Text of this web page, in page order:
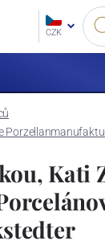
CZK
Kati